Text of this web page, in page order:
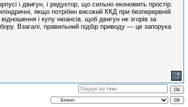
і двигун, і редуктор, що сильно економить простір.
якщо потрібен високий ККД при безперервній
і купу нюансів, щоб двигун не згорів за
Взагалі, правильний підбір приводу — це запорука